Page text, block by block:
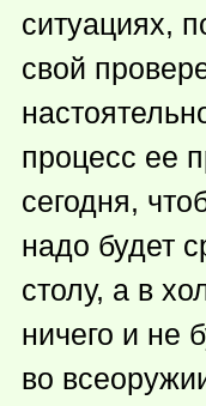
ситуациях,
свой
процесс ее
сегодня,
надо будет
столу, а в
ничего и не
во